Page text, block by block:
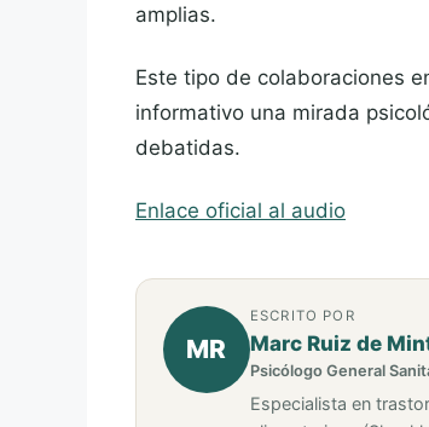
amplias.
Este tipo de colaboraciones
informativo una mirada
debatidas.
Enlace oficial al audio
MR
ESCRITO POR
Marc Ruiz de
Psicólogo General
Especialista en